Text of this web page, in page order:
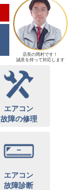
店長の岡村です！
誠意を持って対応します
エアコン
故障の修理
エアコン
故障診断